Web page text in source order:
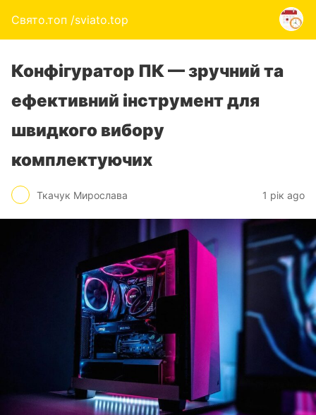
Свято.топ /sviato.top
Конфігуратор ПК — зручний та
ефективний інструмент для
швидкого вибору
комплектуючих
Ткачук Мирослава 1 рік ago